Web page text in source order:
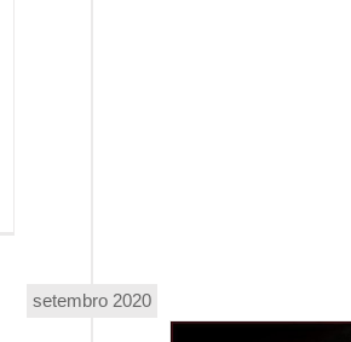
setembro 2020